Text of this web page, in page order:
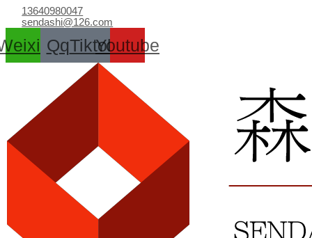
容
13640980047
sendashi@126.com
QqTiktokYoutube